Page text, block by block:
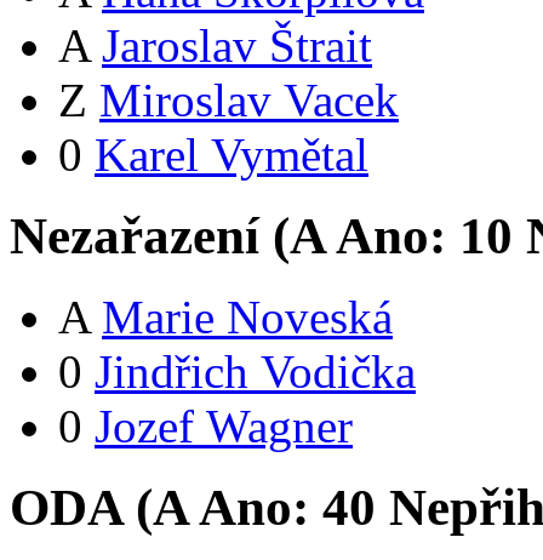
A Jaroslav Štrait
Z Miroslav Vacek
0 Karel Vymětal
Nezařazení (AAno: 10
A Marie Noveská
0 Jindřich Vodička
0 Jozef Wagner
ODA (AAno: 40